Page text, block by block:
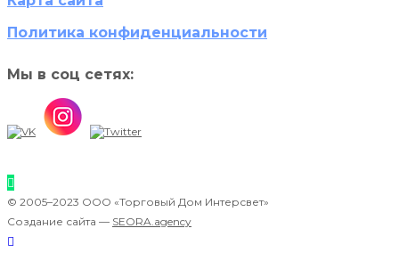
Политика конфиденциальности
Мы в соц сетях:
© 2005–2023 ООО «Торговый Дом Интерсвет»
Создание сайта — SEORA.agency